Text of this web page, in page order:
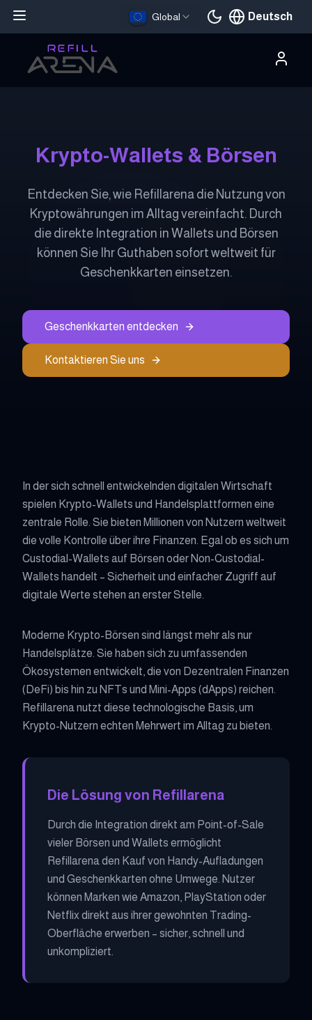
Global Deutsch
Aktuelle Sprache
Krypto-Wallets & Börsen
Entdecken Sie, wie Refillarena die Nutzung von
Kryptowährungen im Alltag vereinfacht. Durch
die direkte Integration in Wallets und Börsen
können Sie Ihr Guthaben sofort weltweit für
Geschenkkarten einsetzen.
Geschenkkarten entdecken
Kontaktieren Sie uns
In der sich schnell entwickelnden digitalen Wirtschaft
spielen Krypto-Wallets und Handelsplattformen eine
zentrale Rolle. Sie bieten Millionen von Nutzern weltweit
die volle Kontrolle über ihre Finanzen. Egal ob es sich um
Custodial-Wallets auf Börsen oder Non-Custodial-
Wallets handelt – Sicherheit und einfacher Zugriff auf
digitale Werte stehen an erster Stelle.
Moderne Krypto-Börsen sind längst mehr als nur
Handelsplätze. Sie haben sich zu umfassenden
Ökosystemen entwickelt, die von Dezentralen Finanzen
(DeFi) bis hin zu NFTs und Mini-Apps (dApps) reichen.
Refillarena nutzt diese technologische Basis, um
Krypto-Nutzern echten Mehrwert im Alltag zu bieten.
Die Lösung von Refillarena
Durch die Integration direkt am Point-of-Sale
vieler Börsen und Wallets ermöglicht
Refillarena den Kauf von Handy-Aufladungen
und Geschenkkarten ohne Umwege. Nutzer
können Marken wie Amazon, PlayStation oder
Netflix direkt aus ihrer gewohnten Trading-
Oberfläche erwerben – sicher, schnell und
unkompliziert.